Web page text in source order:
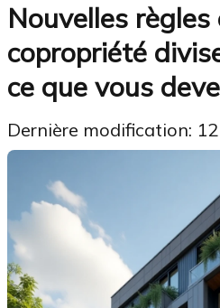
Nouvelles
copropriété
ce que vous
Dernière modification: